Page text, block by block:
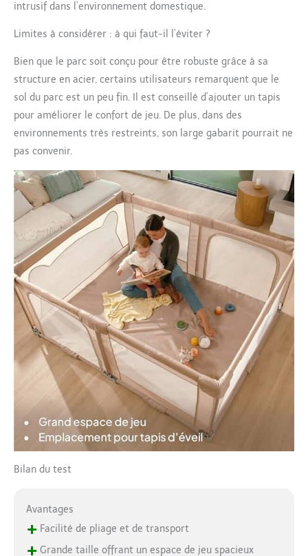
intrusif dans l’environnement domestique.
Limites à considérer : à qui faut-il l’éviter ?
Bien que le parc soit conçu pour être robuste grâce à sa
structure en acier, certains utilisateurs remarquent que le
sol du parc est un peu fin. Il est conseillé d’ajouter un tapis
pour améliorer le confort de jeu. De plus, dans des
environnements très restreints, son large gabarit pourrait ne
pas convenir.
Bilan du test
Avantages
+ Facilité de pliage et de transport
+ Grande taille offrant un espace de jeu spacieux